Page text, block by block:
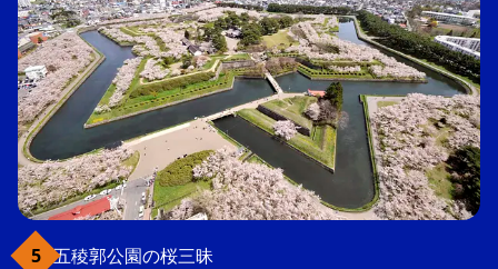
五稜郭公園の桜三昧